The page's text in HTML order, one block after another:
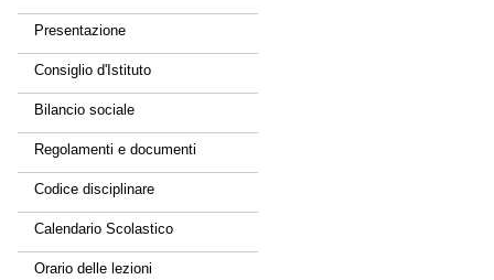
Presentazione
Consiglio d'Istituto
Bilancio sociale
Regolamenti e documenti
Codice disciplinare
Calendario Scolastico
Orario delle lezioni